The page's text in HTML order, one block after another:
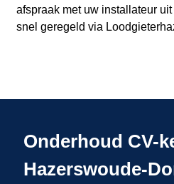
afspraak met uw installateur
snel geregeld via
Onderhoud CV-
Hazerswoude-